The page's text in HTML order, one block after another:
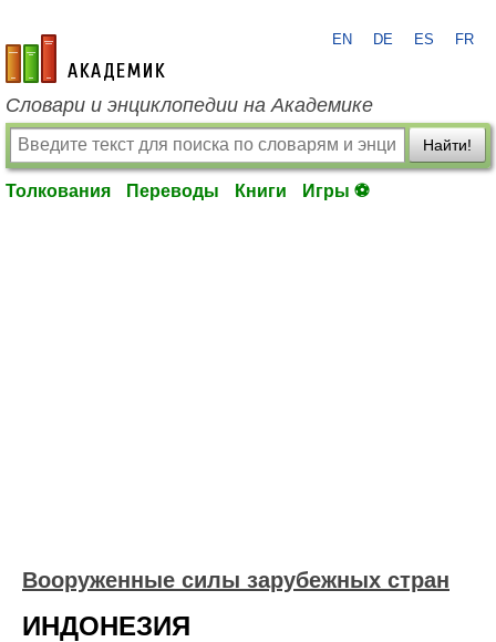
academic.ru
EN DE ES FR
Словари и энциклопедии на Академике
Найти!
Толкования Переводы Книги Игры ⚽
Вооруженные силы зарубежных стран
ИНДОНЕЗИЯ